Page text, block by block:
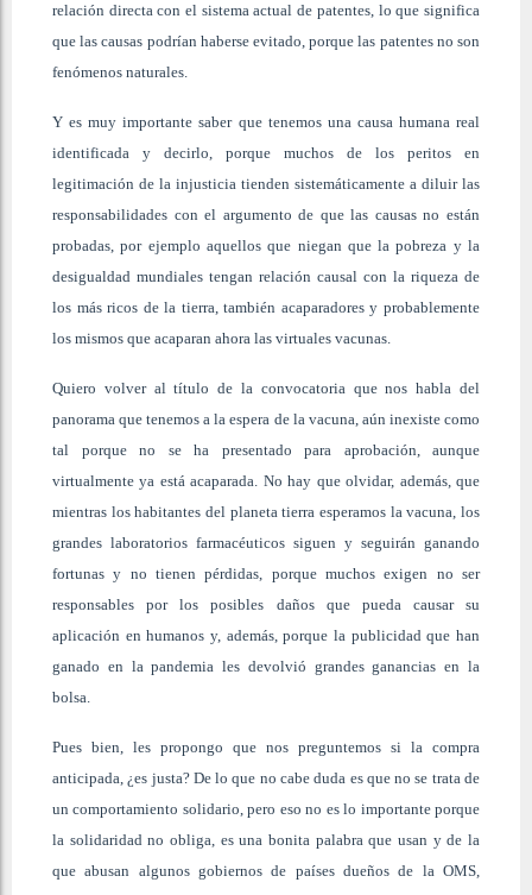
relación directa con el sistema actual de patentes, lo que significa
que las causas podrían haberse evitado, porque las patentes no son
fenómenos naturales.
Y es muy importante saber que tenemos una causa humana real
identificada y decirlo, porque muchos de los peritos en
legitimación de la injusticia tienden sistemáticamente a diluir las
responsabilidades con el argumento de que las causas no están
probadas, por ejemplo aquellos que niegan que la pobreza y la
desigualdad mundiales tengan relación causal con la riqueza de
los más ricos de la tierra, también acaparadores y probablemente
los mismos que acaparan ahora las virtuales vacunas.
Quiero volver al título de la convocatoria que nos habla del
panorama que tenemos a la espera de la vacuna, aún inexiste como
tal porque no se ha presentado para aprobación, aunque
virtualmente ya está acaparada. No hay que olvidar, además, que
mientras los habitantes del planeta tierra esperamos la vacuna, los
grandes laboratorios farmacéuticos siguen y seguirán ganando
fortunas y no tienen pérdidas, porque muchos exigen no ser
responsables por los posibles daños que pueda causar su
aplicación en humanos y, además, porque la publicidad que han
ganado en la pandemia les devolvió grandes ganancias en la
bolsa.
Pues bien, les propongo que nos preguntemos si la compra
anticipada, ¿es justa? De lo que no cabe duda es que no se trata de
un comportamiento solidario, pero eso no es lo importante porque
la solidaridad no obliga, es una bonita palabra que usan y de la
que abusan algunos gobiernos de países dueños de la OMS,